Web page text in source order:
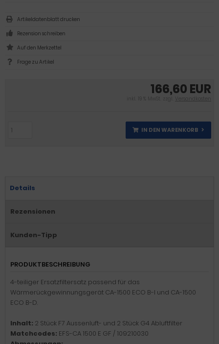
166,60 EUR
inkl. 19 % MwSt. zzgl. Versandkosten
IN DEN WARENKORB
Artikeldatenblatt drucken
Rezension schreiben
Frage zu Artikel
Details
Rezensionen
Kunden-Tipp
PRODUKTBESCHREIBUNG
4-teiliger Ersatzfiltersatz passend für das
Wärmerückgewinnungsgerät CA-1500 ECO B-I und CA-1500
ECO B-D.
Inhalt: 2 Stück F7 Aussenluft- und 2 Stück G4 Abluftfilter
Matchcodes: EFS-CA 1500 E GF / 109210030